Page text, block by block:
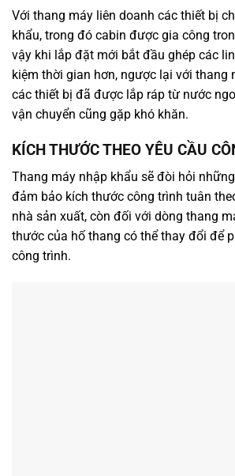
Với thang máy liên doanh các thiết bị
khẩu, trong đó cabin được gia công
vậy khi lắp đặt mới bắt đầu ghép các
kiệm thời gian hơn, ngược lại với thang
các thiết bị đã được lắp ráp từ nước
vận chuyển cũng gặp khó khăn.
KÍCH THƯỚC THEO YÊU CẦU
Thang máy nhập khẩu sẽ đòi hỏi
đảm bảo kích thước công trình tuân
nhà sản xuất, còn đối với dòng thang
thước của hố thang có thể thay đổi để
công trình.